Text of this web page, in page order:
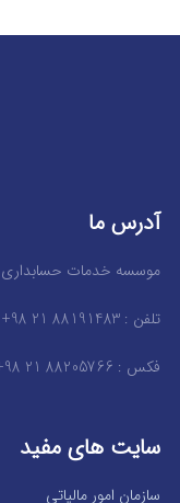
آدرس ما
موسسه خدمات حسابداری
تلفن : 88191483 21 98+
فکس : 88205766 21 98+
سایت های مفید
سازمان امور مالیاتی